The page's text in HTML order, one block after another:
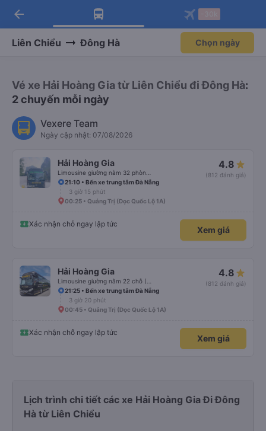
Tải app Vexere ngay!
Nhận ưu đãi thành viên độc
Mở app
Tải app Vexere
-30k/ghế khi đặt vé máy bay qua
Mở app
arrow_back
Liên Chiểu Đông Hà Chọn ngày
Vé xe Hải Hoàng Gia từ Liên Chiểu đi Đông Hà:
2 chuyến mỗi ngày
Vexere Team
Ngày cập nhật: 07/08/2026
Hải Hoàng Gia 4.8
(812 đánh giá)
21:10 • Bến xe trung tâm Đà Nẵng
3 giờ 15 phút
00:25 • Quảng Trị (Dọc Quốc Lộ 1A)
Xác nhận chỗ ngay lập tức
Xem giá
Hải Hoàng Gia 4.8
(812 đánh giá)
21:25 • Bến xe trung tâm Đà Nẵng
3 giờ 20 phút
00:45 • Quảng Trị (Dọc Quốc Lộ 1A)
Xác nhận chỗ ngay lập tức
Xem giá
Lịch trình chi tiết các xe Hải Hoàng Gia Đi Đông
Hà từ Liên Chiểu